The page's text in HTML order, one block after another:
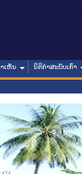
ເຫັນ ນິຕິກໍາສະບັບເກົ່າ